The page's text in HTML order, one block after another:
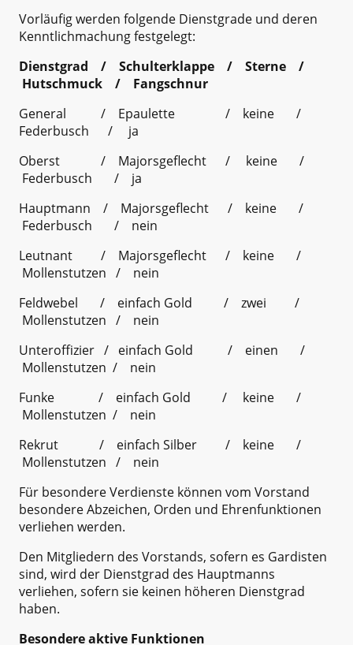
Vorläufig werden folgende Dienstgrade und deren
Kenntlichmachung festgelegt:
Dienstgrad / Schulterklappe / Sterne /
Hutschmuck / Fangschnur
General / Epaulette / keine /
Federbusch / ja
Oberst / Majorsgeflecht / keine /
Federbusch / ja
Hauptmann / Majorsgeflecht / keine /
Federbusch / nein
Leutnant / Majorsgeflecht / keine /
Mollenstutzen / nein
Feldwebel / einfach Gold / zwei /
Mollenstutzen / nein
Unteroffizier / einfach Gold / einen /
Mollenstutzen / nein
Funke / einfach Gold / keine /
Mollenstutzen / nein
Rekrut / einfach Silber / keine /
Mollenstutzen / nein
Für besondere Verdienste können vom Vorstand
besondere Abzeichen, Orden und Ehrenfunktionen
verliehen werden.
Den Mitgliedern des Vorstands, sofern es Gardisten
sind, wird der Dienstgrad des Hauptmanns
verliehen, sofern sie keinen höheren Dienstgrad
haben.
Besondere aktive Funktionen